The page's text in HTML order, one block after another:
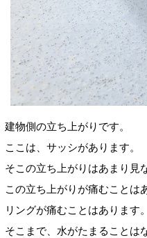
建物側の立ち上がりです。
ここは、サッシがあります。
そこの立ち上がりはあまり見
この立ち上がりが痛むことは
リングが痛むことはあります。
そこまで、水がたまることは